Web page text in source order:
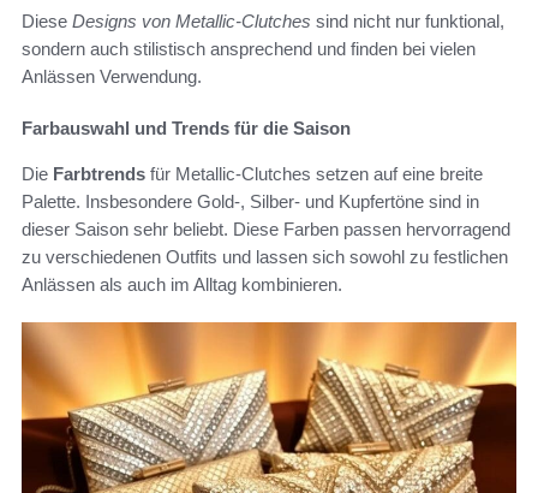
Diese Designs von Metallic-Clutches sind nicht nur funktional,
sondern auch stilistisch ansprechend und finden bei vielen
Anlässen Verwendung.
Farbauswahl und Trends für die Saison
Die Farbtrends für Metallic-Clutches setzen auf eine breite
Palette. Insbesondere Gold-, Silber- und Kupfertöne sind in
dieser Saison sehr beliebt. Diese Farben passen hervorragend
zu verschiedenen Outfits und lassen sich sowohl zu festlichen
Anlässen als auch im Alltag kombinieren.